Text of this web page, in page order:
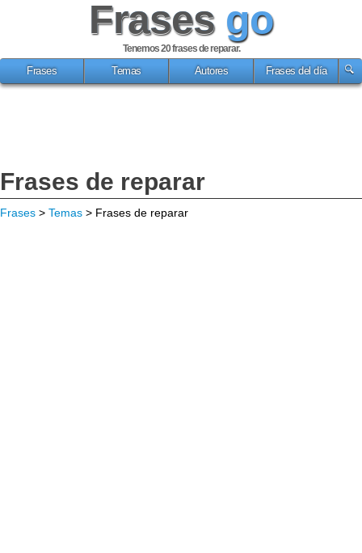
Frases go
Tenemos 20frases de reparar.
Frases
Temas Autores Frases del día
Frases de reparar
Frases > Temas > Frases de reparar